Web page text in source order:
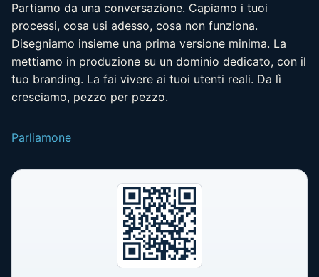
Partiamo da una conversazione. Capiamo i tuoi
processi, cosa usi adesso, cosa non funziona.
Disegniamo insieme una prima versione minima. La
mettiamo in produzione su un dominio dedicato, con il
tuo branding. La fai vivere ai tuoi utenti reali. Da lì
cresciamo, pezzo per pezzo.
Parliamone